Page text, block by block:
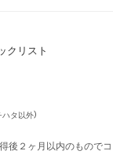
クリスト
ハタ以外)
後２ヶ月以内のもので